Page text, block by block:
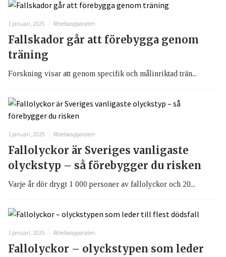
1 januari, 2025 Rörelseapparaten
Fallskador går att förebygga genom
träning
Forskning visar att genom specifik och målinriktad trän...
1 januari, 2025 Rörelseapparaten
Fallolyckor är Sveriges vanligaste
olyckstyp – så förebygger du risken
Varje år dör drygt 1 000 personer av fallolyckor och 20...
1 januari, 2025 Rörelseapparaten
Fallolyckor – olyckstypen som leder